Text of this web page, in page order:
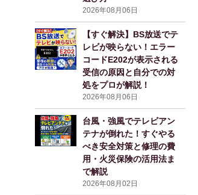
2026年08月06日
【すぐ解決】BS放送でテ
レビが映らない！エラー
コードE202が表示される
受信の原因と自分での対
処をプロが解説！
2026年08月06日
台風・強風でテレビアン
テナが倒れた！すぐやる
べき安全対策と修理の費
用・火災保険の活用法ま
で解説
2026年08月02日